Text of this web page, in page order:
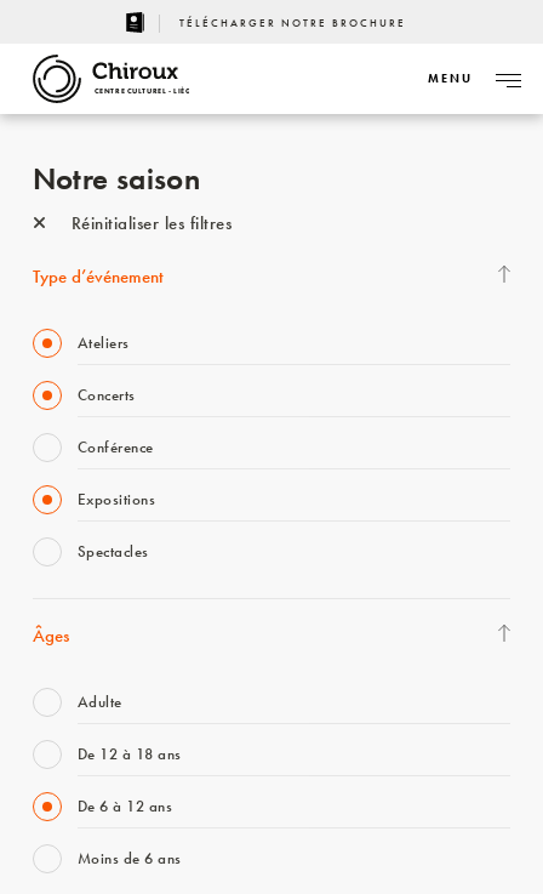
TÉLÉCHARGER NOTRE BROCHURE
CENTRE CULTUREL - LIÈGE
MENU
Notre saison
Réinitialiser les filtres
Type d’événement
Ateliers
Concerts
Conférence
Expositions
Spectacles
Âges
Adulte
De 12 à 18 ans
De 6 à 12 ans
Moins de 6 ans